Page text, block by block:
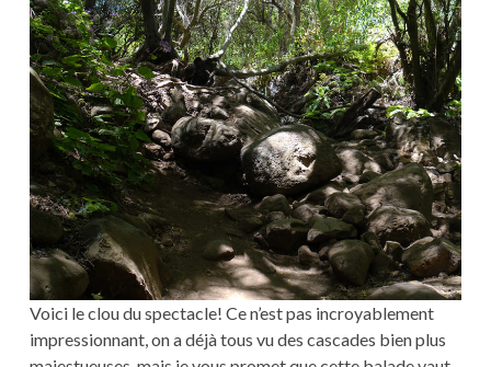
Voici le clou du spectacle! Ce n’est pas incroyablement
impressionnant, on a déjà tous vu des cascades bien plus